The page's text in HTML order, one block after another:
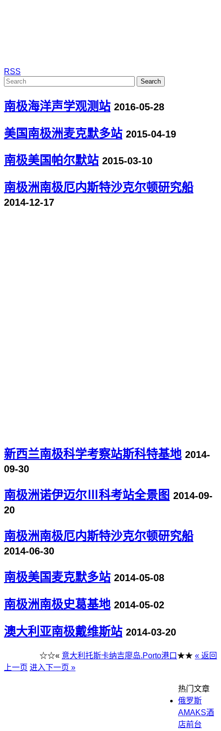
RSS
Search
南极海洋声学观测站 2016-05-28
美国南极洲麦克默多站 2015-04-19
南极美国帕尔默站 2015-03-10
南极洲南极厄内斯特沙克尔顿研究船
2014-12-17
新西兰南极科学考察站斯科特基地 2014-
09-30
南极洲诺伊迈尔Ⅲ科考站全景图 2014-09-
20
南极洲南极厄内斯特沙克尔顿研究船
2014-06-30
南极美国麦克默多站 2014-05-08
南极洲南极史葛基地 2014-05-02
澳大利亚南极戴维斯站 2014-03-20
☆☆« 意大利托斯卡纳吉廖岛.Porto港口 ★★ « 返回
上一页 进入下一页 »
热门文章
俄罗斯
AMAKS酒
店前台